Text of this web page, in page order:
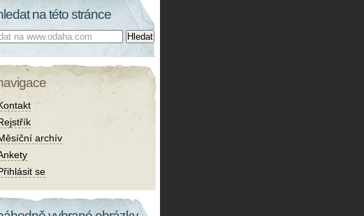
na této stránce
hledat:
archív
se